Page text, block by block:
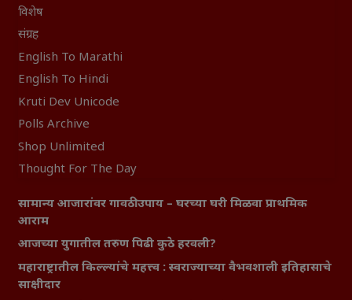
विशेष
संग्रह
English To Marathi
English To Hindi
Kruti Dev Unicode
Polls Archive
Shop Unlimited
Thought For The Day
सामान्य आजारांवर गावठी उपाय – घरच्या घरी मिळवा प्राथमिक
आराम
आजच्या युगातील तरुण पिढी कुठे हरवली?
महाराष्ट्रातील किल्ल्यांचे महत्त्व : स्वराज्याच्या वैभवशाली इतिहासाचे
साक्षीदार